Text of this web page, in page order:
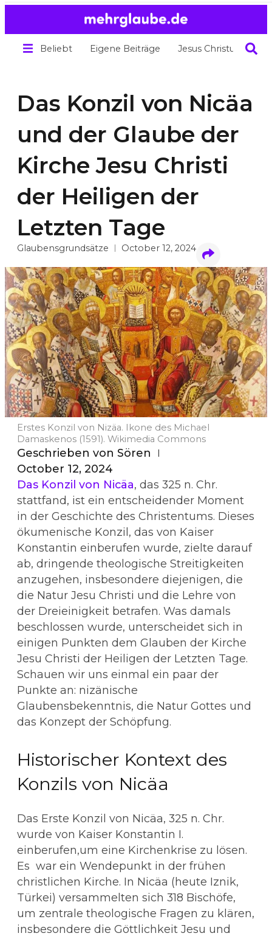
Beliebt Eigene Beiträge Jesus Christus
Das Konzil von Nicäa
und der Glaube der
Kirche Jesu Christi
der Heiligen der
Letzten Tage
Glaubensgrundsätze October 12, 2024
Erstes Konzil von Nizäa. Ikone des Michael
Damaskenos (1591). Wikimedia Commons
Geschrieben von Sören
October 12, 2024
Das Konzil von Nicäa, das 325 n. Chr.
stattfand, ist ein entscheidender Moment
in der Geschichte des Christentums. Dieses
ökumenische Konzil, das von Kaiser
Konstantin einberufen wurde, zielte darauf
ab, dringende theologische Streitigkeiten
anzugehen, insbesondere diejenigen, die
die Natur Jesu Christi und die Lehre von
der Dreieinigkeit betrafen. Was damals
beschlossen wurde, unterscheidet sich in
einigen Punkten dem Glauben der Kirche
Jesu Christi der Heiligen der Letzten Tage.
Schauen wir uns einmal ein paar der
Punkte an: nizänische
Glaubensbekenntnis, die Natur Gottes und
das Konzept der Schöpfung.
Historischer Kontext des
Konzils von Nicäa
Das Erste Konzil von Nicäa, 325 n. Chr.
wurde von Kaiser Konstantin I.
einberufen,um eine Kirchenkrise zu lösen.
Es war ein Wendepunkt in der frühen
christlichen Kirche. In Nicäa (heute Iznik,
Türkei) versammelten sich 318 Bischöfe,
um zentrale theologische Fragen zu klären,
insbesondere die Göttlichkeit Jesu und